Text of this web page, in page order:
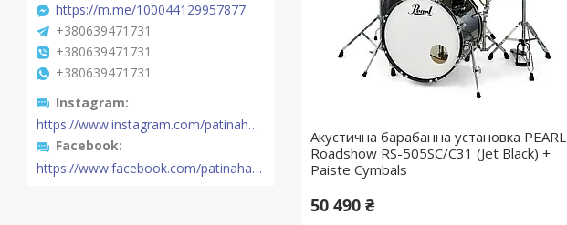
Акустична барабанна установка PEARL
Roadshow RS-505SC/C31 (Jet Black) +
Paiste Cymbals
50 490 ₴
https://m.me/100044129957877
+380639471731
+380639471731
+380639471731
Instagram
https://www.instagram.com/patinahatishop/
Facebook
https://www.facebook.com/patinahatishop/